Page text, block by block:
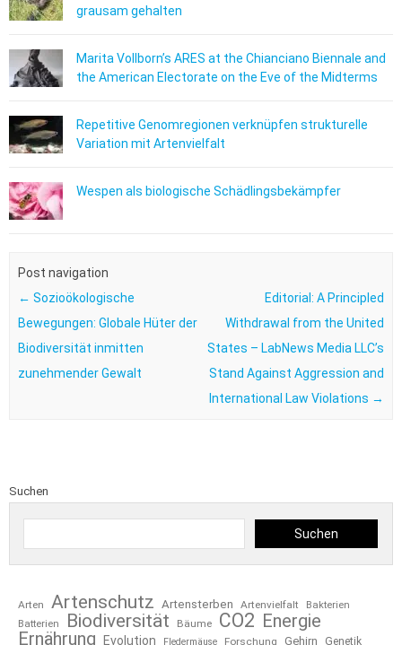
grausam gehalten
Marita Vollborn’s ARES at the Chianciano Biennale and
the American Electorate on the Eve of the Midterms
Repetitive Genomregionen verknüpfen strukturelle
Variation mit Artenvielfalt
Wespen als biologische Schädlingsbekämpfer
Post navigation
← Sozioökologische
Bewegungen: Globale Hüter der
Biodiversität inmitten
zunehmender Gewalt
Editorial: A Principled
Withdrawal from the United
States – LabNews Media LLC’s
Stand Against Aggression and
International Law Violations →
Suchen
Suchen
Arten Artenschutz Artensterben Artenvielfalt
Bakterien
Batterien
Biodiversität Bäume CO2 Energie
Ernährung
Evolution Fledermäuse Forschung Gehirn Genetik